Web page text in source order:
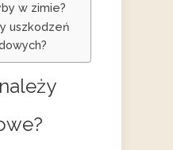
w zimie?
uszkodzeń